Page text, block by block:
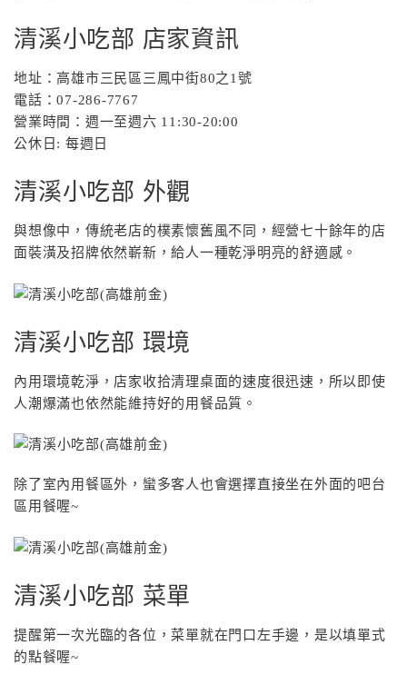
清溪小吃部 店家資訊
地址：高雄市三民區三鳳中街80之1號
電話：07-286-7767
營業時間：週一至週六 11:30-20:00
公休日: 每週日
清溪小吃部 外觀
與想像中，傳統老店的樸素懷舊風不同，經營七十餘年的店
面裝潢及招牌依然嶄新，給人一種乾淨明亮的舒適感。
清溪小吃部 環境
內用環境乾淨，店家收拾清理桌面的速度很迅速，所以即使
人潮爆滿也依然能維持好的用餐品質。
除了室內用餐區外，蠻多客人也會選擇直接坐在外面的吧台
區用餐喔~
清溪小吃部 菜單
提醒第一次光臨的各位，菜單就在門口左手邊，是以填單式
的點餐喔~